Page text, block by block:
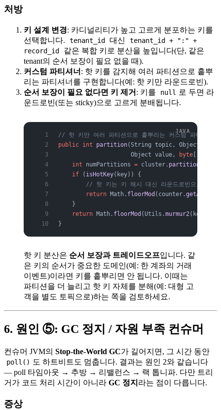
처방
키 설계 변경: 카디널리티가 높고 고르게 분포하는 키를
선택합니다.
tenant_id 대신
tenant_id + ":" +
record_id
같은 복합 키로 분산을 높입니다(단, 같은
tenant의 순서 보장이 필요 없을 때).
커스텀 파티셔너 : 핫 키를 감지해 여러 파티션으로 흩뿌
리는 파티셔너를 구현합니다(예: 핫 키만 라운드로빈).
순서 보장이 필요 없다면 키 제거 : 키를 null
로 두면 라
운드로빈(또는 sticky)으로 고르게 분배됩니다.
// 핫 키만 여러 파티션으로 흩뿌리는 커스텀 파티셔너
public int partition(String topic, Object key,
                     Object value,
byte
    int
numPartitions = cluster.
    if
( isHotKey(key)) {
        // 핫 키는 키 해시 대신 라운드로빈으로 분산
        return
Math. floorMod (counter.
    }
    return
Math. floorMod (Utils.murmur2
}
핫 키 분산은 순서 보장과 트레이드오프입니다. 같
은 키의 순서가 중요한 도메인(예: 한 계좌의 거래
이벤트)이라면 키를 흩뿌리면 안 됩니다. 이때는
파티션을 더 늘리고 핫 키 자체를 분해(예: 대형 고
객을 별도 토픽으로)하는 쪽을 검토하세요.
6. 원인 ⑤: GC 정지 / 자원 부족 컨슈머
컨슈머 JVM의 Stop-the-World GC가 길어지면, 그 시간 동안
poll() 도 하트비트도 멈춥니다. 결과는 원인 2와 같습니다
— poll 타임아웃 → 추방 → 리밸런스 → 랙 톱니파. 다만 트리
거가 코드 처리 시간이 아니라 GC 정지 라는 점이 다릅니다.
증상